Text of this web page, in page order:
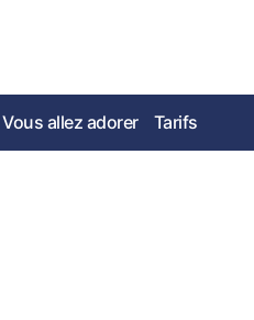
Vous allez adorer Tarifs